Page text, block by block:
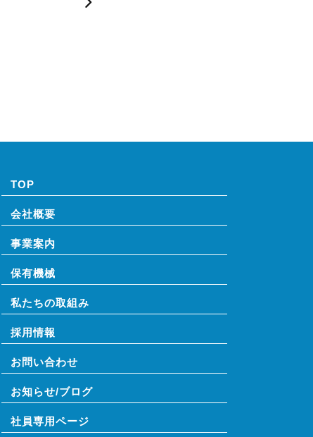
TOP
会社概要
事業案内
保有機械
私たちの取組み
採用情報
お問い合わせ
お知らせ/ブログ
社員専⽤ページ